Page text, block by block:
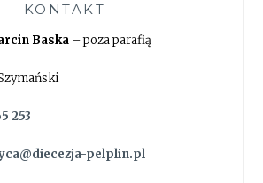
KONTAKT
Baska – poza parafią
253
pelplin.pl